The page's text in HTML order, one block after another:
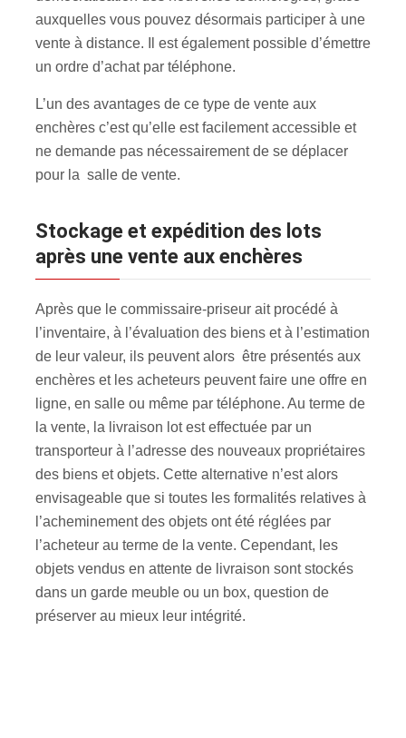
auxquelles vous pouvez désormais participer à une
vente à distance. Il est également possible d’émettre
un ordre d’achat par téléphone.
L’un des avantages de ce type de vente aux
enchères c’est qu’elle est facilement accessible et
ne demande pas nécessairement de se déplacer
pour la salle de vente.
Stockage et expédition des lots
après une vente aux enchères
Après que le commissaire-priseur ait procédé à
l’inventaire, à l’évaluation des biens et à l’estimation
de leur valeur, ils peuvent alors être présentés aux
enchères et les acheteurs peuvent faire une offre en
ligne, en salle ou même par téléphone. Au terme de
la vente, la livraison lot est effectuée par un
transporteur à l’adresse des nouveaux propriétaires
des biens et objets. Cette alternative n’est alors
envisageable que si toutes les formalités relatives à
l’acheminement des objets ont été réglées par
l’acheteur au terme de la vente. Cependant, les
objets vendus en attente de livraison sont stockés
dans un garde meuble ou un box, question de
préserver au mieux leur intégrité.